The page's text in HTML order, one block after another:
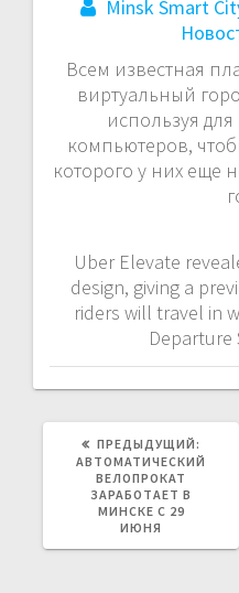
Minsk Smart
Всем известная
виртуальный
используя
компьютеров,
которого у них еще
Uber Elevate
design, giving a
riders will travel in
ПРЕДЫДУЩИЙ:
АВТОМАТИЧЕСКИЙ
ВЕЛОПРОКАТ
ЗАРАБОТАЕТ В
МИНСКЕ С 29
ИЮНЯ